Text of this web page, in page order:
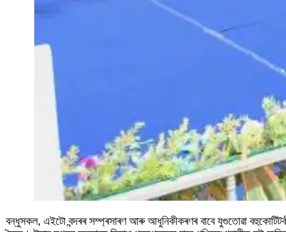
বন্ধুসকল, এইটো বন্দৰৰ সম্প্ৰসাৰণ আৰু আধুনিকীকৰণৰ বাবে যুগুতোৱা